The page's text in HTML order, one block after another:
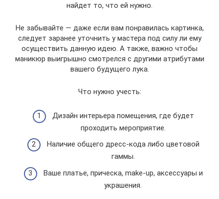
найдет то, что ей нужно.
Не забывайте — даже если вам понравилась картинка,
следует заранее уточнить у мастера под силу ли ему
осуществить данную идею. А также, важно чтобы
маникюр выигрышно смотрелся с другими атрибутами
вашего будущего лука.
Что нужно учесть:
Дизайн интерьера помещения, где будет
проходить мероприятие.
Наличие общего дресс-кода либо цветовой
гаммы.
Ваше платье, прическа, make-up, аксессуары и
украшения.